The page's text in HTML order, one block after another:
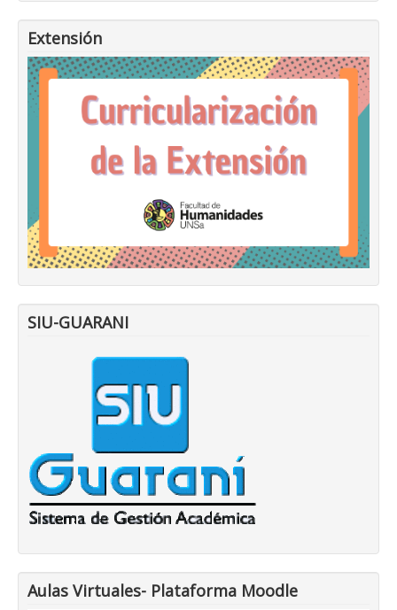
Extensión
SIU-GUARANI
Aulas Virtuales- Plataforma Moodle